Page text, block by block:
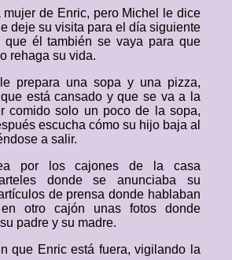
mujer de Enric, pero Michel le dice
deje su visita para el día siguiente
él también se vaya para que
rehaga su vida.
prepara una sopa y una pizza,
está cansado y que se va a la
comido solo un poco de la sopa,
escucha cómo su hijo baja al
a salir.
por los cajones de la casa
donde se anunciaba su
de prensa donde hablaban
otro cajón unas fotos donde
padre y su madre.
que Enric está fuera, vigilando la